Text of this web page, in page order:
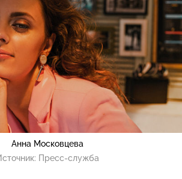
Анна Московцева
Пресс-служба